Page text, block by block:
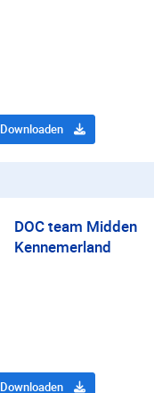
Downloaden
DOC team Midden
Kennemerland
Downloaden